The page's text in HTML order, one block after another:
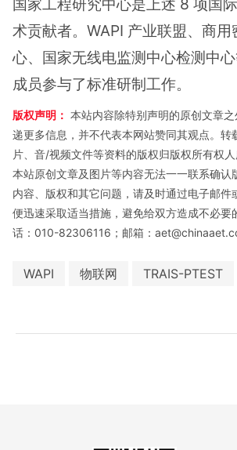
术贡献者。WAPI 产业联盟、商用
心、国家无线电监测中心检测中
成员参与了标准研制工作。
版权声明： 本站内容除特别声明的原创文章
递更多信息，并不代表本网站赞同其观点。转
片、音/视频文件等资料的版权归版权所有权
本站原创文章及图片等内容无法一一联系确认
内容、版权和其它问题，请及时通过电子邮件
便迅速采取适当措施，避免给双方造成不必要
话：010-82306116；邮箱：
WAPI 物联网 TRAIS-PTEST